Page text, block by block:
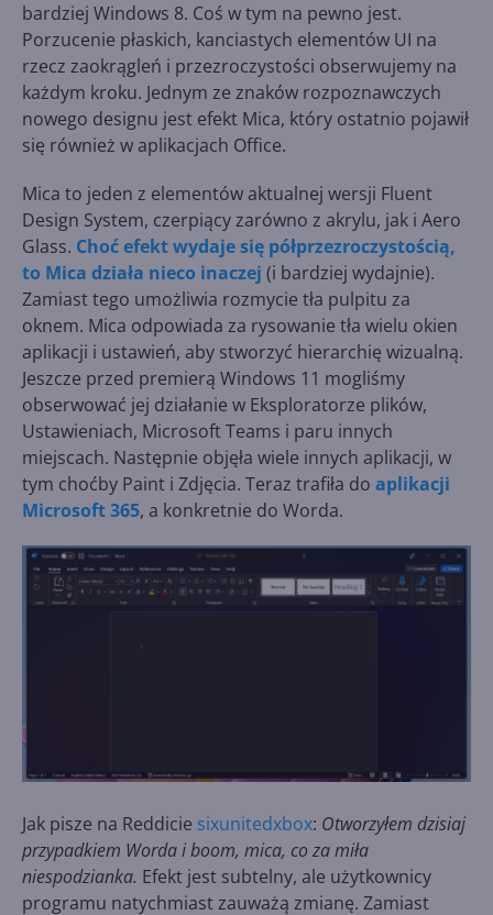
bardziej Windows 8. Coś w tym na pewno jest.
Porzucenie płaskich, kanciastych elementów UI na
rzecz zaokrągleń i przezroczystości obserwujemy na
każdym kroku. Jednym ze znaków rozpoznawczych
nowego designu jest efekt Mica, który ostatnio pojawił
się również w aplikacjach Office.
Mica to jeden z elementów aktualnej wersji Fluent
Design System, czerpiący zarówno z akrylu, jak i Aero
Glass. Choć efekt wydaje się półprzezroczystością,
to Mica działa nieco inaczej (i bardziej wydajnie).
Zamiast tego umożliwia rozmycie tła pulpitu za
oknem. Mica odpowiada za rysowanie tła wielu okien
aplikacji i ustawień, aby stworzyć hierarchię wizualną.
Jeszcze przed premierą Windows 11 mogliśmy
obserwować jej działanie w Eksploratorze plików,
Ustawieniach, Microsoft Teams i paru innych
miejscach. Następnie objęła wiele innych aplikacji, w
tym choćby Paint i Zdjęcia. Teraz trafiła do aplikacji
Microsoft 365, a konkretnie do Worda.
Jak pisze na Reddicie sixunitedxbox: Otworzyłem dzisiaj
przypadkiem Worda i boom, mica, co za miła
niespodzianka. Efekt jest subtelny, ale użytkownicy
programu natychmiast zauważą zmianę. Zamiast